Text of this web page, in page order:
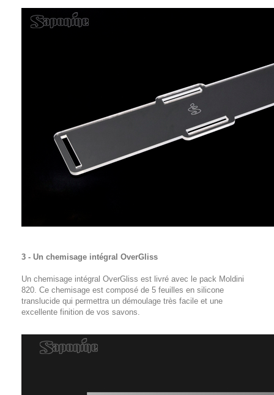
3 - Un chemisage intégral OverGliss
Un chemisage intégral OverGliss est livré avec le pack Moldini
820. Ce chemisage est composé de 5 feuilles en silicone
translucide qui permettra un démoulage très facile et une
excellente finition de vos savons.